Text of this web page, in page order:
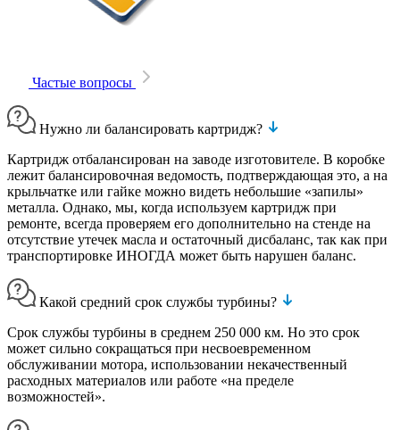
Частые вопросы
Нужно ли балансировать картридж?
Картридж отбалансирован на заводе изготовителе. В коробке
лежит балансировочная ведомость, подтверждающая это, а на
крыльчатке или гайке можно видеть небольшие «запилы»
металла. Однако, мы, когда используем картридж при
ремонте, всегда проверяем его дополнительно на стенде на
отсутствие утечек масла и остаточный дисбаланс, так как при
транспортировке ИНОГДА может быть нарушен баланс.
Какой средний срок службы турбины?
Срок службы турбины в среднем 250 000 км. Но это срок
может сильно сокращаться при несвоевременном
обслуживании мотора, использовании некачественный
расходных материалов или работе «на пределе
возможностей».